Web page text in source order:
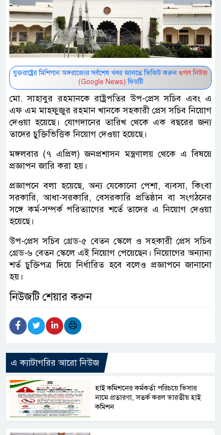
যুক্তরাষ্ট্রের মিশিগান অঙ্গরাজ্যের সর্বশেষ খবর জানতে ভিজিট করুন গুগল নিউজ
(Google News) ফিডটি
মো. সাহাবুর রহমানকে রাষ্ট্রপতির উপ-প্রেস সচিব এবং এ
এফ এম মাহফুজুর রহমান খানকে সহকারী প্রেস সচিব নিয়োগ
দেওয়া হয়েছে। যোগদানের তারিখ থেকে এক বছরের জন্য
তাদের চুক্তিভিত্তিক নিয়োগ দেওয়া হয়েছে।
মঙ্গলবার (৭ এপ্রিল) জনপ্রশাসন মন্ত্রণালয় থেকে এ বিষয়ে
প্রজ্ঞাপন জারি করা হয়।
প্রজ্ঞাপনে বলা হয়েছে, অন্য যেকোনো পেশা, ব্যবসা, কিংবা
সরকারি, আধা-সরকারি, বেসরকারি প্রতিষ্ঠান বা সংগঠনের
সঙ্গে কর্ম-সম্পর্ক পরিত্যাগের শর্তে তাদের এ নিয়োগ দেওয়া
হয়েছে।
উপ-প্রেস সচিব গ্রেড-৫ বেতন স্কেলে ও সহকারী প্রেস সচিব
গ্রেড-৬ বেতন স্কেলে এই নিয়োগ পেয়েছেন। নিয়োগের অন্যান্য
শর্ত চুক্তিপত্র দিয়ে নির্ধারিত হবে বলেও প্রজ্ঞাপনে জানানো
হয়।
নিউজটি শেয়ার করুন
এ ক্যাটাগরির আরো নিউজ
হাই কমিশনের কর্মকর্তা পরিচয়ে ভিসার
নামে প্রতারণা, সতর্ক করল ভারতীয় হাই
কমিশন